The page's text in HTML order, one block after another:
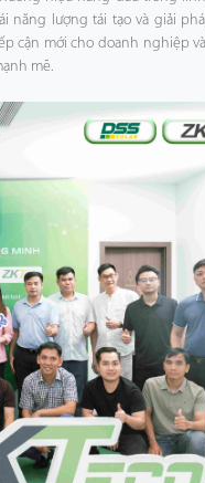
năng lượng tái tạo và giải
cận mới cho doanh nghiệp
mẽ.